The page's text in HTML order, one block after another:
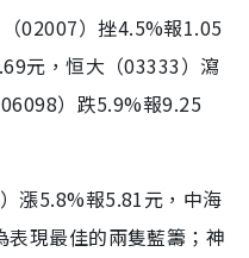
02007）挫4.5%報1.05
元，恒大（03333）瀉
）跌5.9%報9.25
漲5.8%報5.81元，中海
現最佳的兩隻藍籌；神